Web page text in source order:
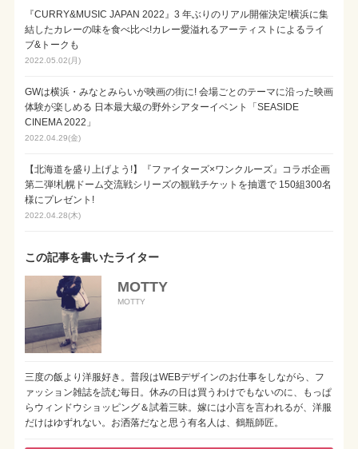
『CURRY&MUSIC JAPAN 2022』3 年ぶりのリアル開催決定!横浜に集
結したカレーの味を食べ比べ!カレー愛溢れるアーティストによるライ
ブ&トークも
2022.05.02(月)
GWは横浜・みなとみらいが映画の街に! 会場ごとのテーマに沿った映画
体験が楽しめる 日本最大級の野外シアターイベント「SEASIDE
CINEMA 2022」
2022.04.29(金)
【北海道を盛り上げよう!】『ファイターズ×ワンクルーズ』コラボ企画
第二弾!札幌ドーム交流戦シリーズの観戦チケットを抽選で 150組300名
様にプレゼント!
2022.04.28(木)
この記事を書いたライター
MOTTY
MOTTY
三度の飯より洋服好き。普段はWEBデザインのお仕事をしながら、フ
ァッション雑誌を読む毎日。休みの日は買うわけでもないのに、もっぱ
らウィンドウショッピング＆試着三昧。嫁には小言を言われるが、洋服
だけはゆずれない。お洒落だなと思う有名人は、鶴瓶師匠。